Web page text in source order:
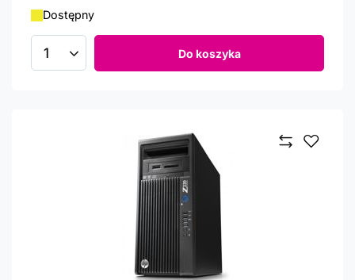
Dostępny
Ilość produktów Do koszyka